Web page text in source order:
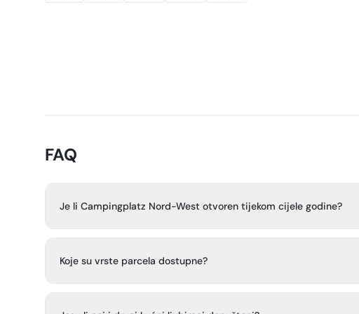
FAQ
Je li Campingplatz Nord-West otvoren tijekom cijele godine?
Koje su vrste parcela dostupne?